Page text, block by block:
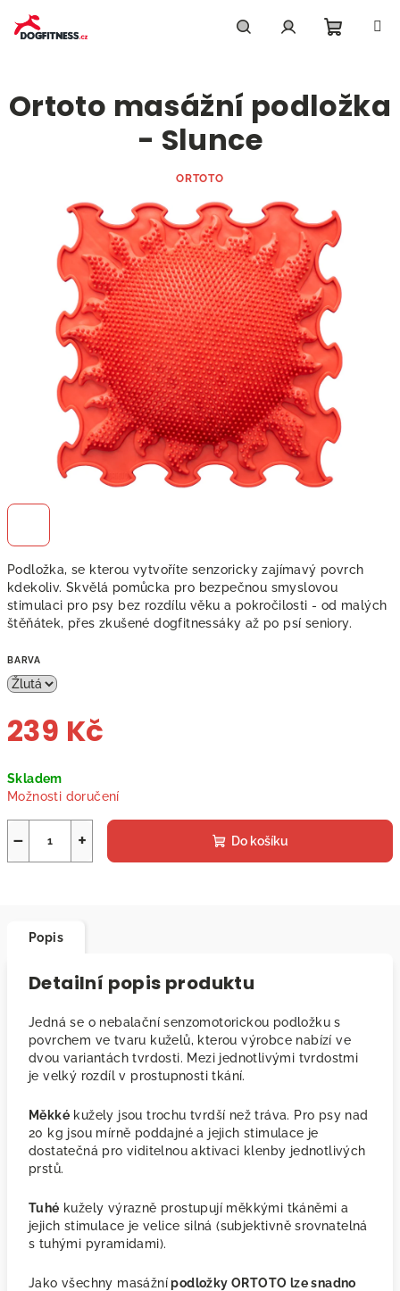
obsah
košík
Podložka, se kterou vytvoříte senzoricky zajímavý povrch
kdekoliv. Skvělá pomůcka pro bezpečnou smyslovou
stimulaci pro psy bez rozdílu věku a pokročilosti - od malých
štěňátek, přes zkušené dogfitnessáky až po psí seniory.
BARVA
239 Kč
cena:
Skladem
Možnosti doručení
+
− Do košíku
Ortoto masážní podložka
- Slunce
ORTOTO
Popis
Detailní popis produktu
Jedná se o nebalační senzomotorickou podložku s
povrchem ve tvaru kuželů, kterou výrobce nabízí ve
dvou variantách tvrdosti. Mezi jednotlivými tvrdostmi
je velký rozdíl v prostupnosti tkání.
Měkké kužely jsou trochu tvrdší než tráva. Pro psy nad
20 kg jsou mírně poddajné a jejich stimulace je
dostatečná pro viditelnou aktivaci klenby jednotlivých
prstů.
Tuhé kužely výrazně prostupují měkkými tkáněmi a
jejich stimulace je velice silná (subjektivně srovnatelná
s tuhými pyramidami).
Jako všechny masážnípodložky ORTOTO lze snadno